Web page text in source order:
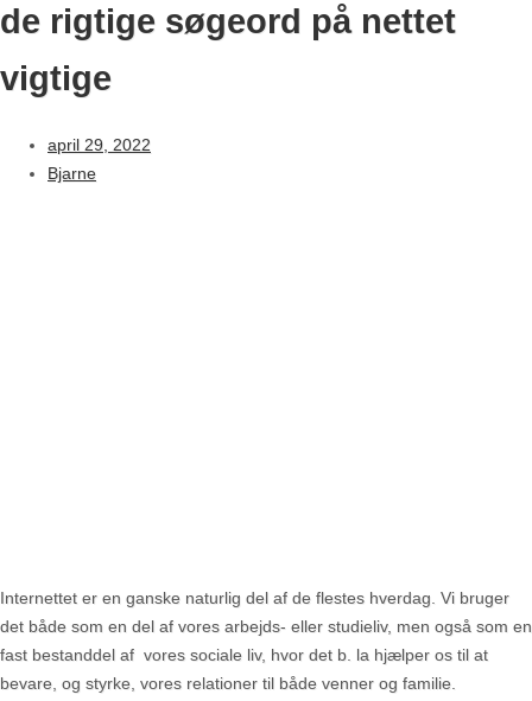
de rigtige søgeord på nettet
vigtige
april 29, 2022
Bjarne
Internettet er en ganske naturlig del af de flestes hverdag. Vi bruger
det både som en del af vores arbejds- eller studieliv, men også som en
fast bestanddel af vores sociale liv, hvor det b. la hjælper os til at
bevare, og styrke, vores relationer til både venner og familie.